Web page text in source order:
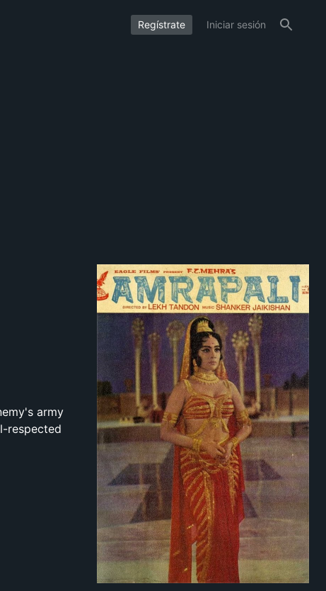
Regístrate Iniciar sesión
army
respected